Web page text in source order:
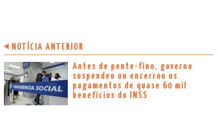
NOTÍCIA ANTERIOR
Antes de pente-fino, governo
suspendeu ou encerrou os
pagamentos de quase 60 mil
benefícios do INSS